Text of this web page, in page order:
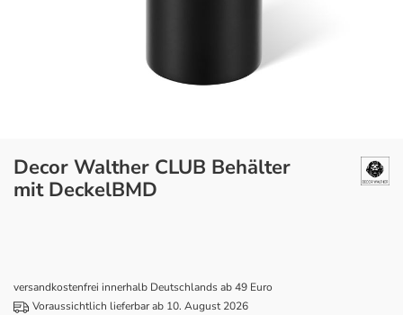
Decor Walther CLUB Behälter
mit DeckelBMD
versandkostenfrei innerhalb Deutschlands ab 49 Euro
Voraussichtlich lieferbar ab 10. August 2026